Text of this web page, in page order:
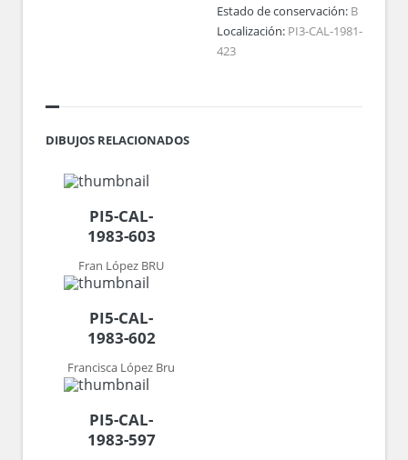
Estado de conservación: B
Localización: PI3-CAL-1981-
423
DIBUJOS RELACIONADOS
PI5-CAL-
1983-603
Fran López BRU
PI5-CAL-
1983-602
Francisca López Bru
PI5-CAL-
1983-597